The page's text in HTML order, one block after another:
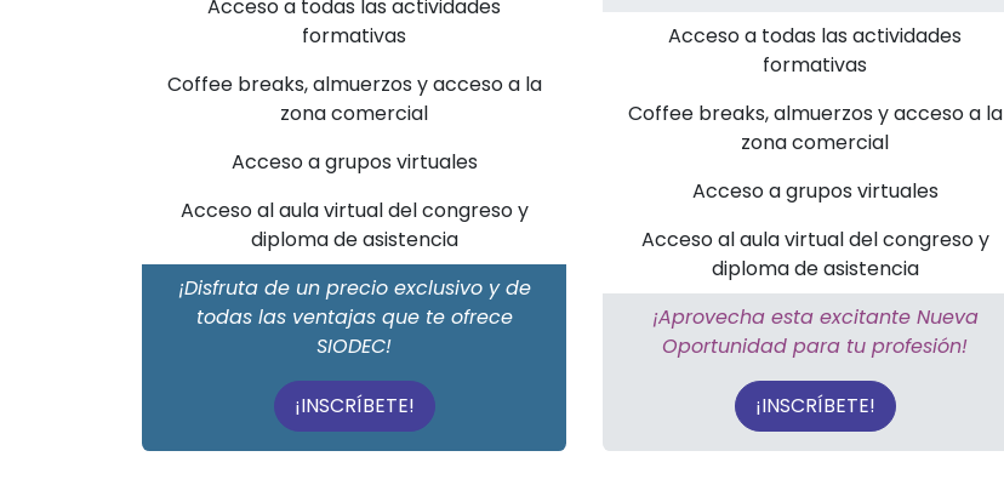
Acceso a todas las actividades
formativas
Coffee breaks, almuerzos y acceso a la
zona comercial
Acceso a grupos virtuales
Acceso al aula virtual del congreso y
diploma de asistencia
¡Disfruta de un precio exclusivo y de
todas las ventajas que te ofrece
SIODEC!
¡INSCRÍBETE!
Acceso a todas las actividades
formativas
Coffee breaks, almuerzos y acceso a la
zona comercial
Acceso a grupos virtuales
Acceso al aula virtual del congreso y
diploma de asistencia
¡Aprovecha esta excitante Nueva
Oportunidad para tu profesión!
¡INSCRÍBETE!